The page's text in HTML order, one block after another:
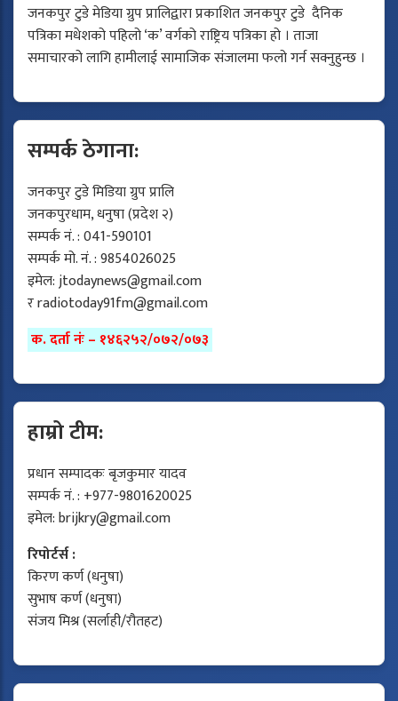
जनकपुर टुडे मेडिया ग्रुप प्रालिद्वारा प्रकाशित जनकपुर टुडे दैनिक
पत्रिका मधेशको पहिलो ‘क’ वर्गको राष्ट्रिय पत्रिका हो । ताजा
समाचारको लागि हामीलाई सामाजिक संजालमा फलो गर्न सक्नुहुन्छ ।
सम्पर्क ठेगाना:
जनकपुर टुडे मिडिया ग्रुप प्रालि
जनकपुरधाम, धनुषा (प्रदेश २)
सम्पर्क नं. : 041-590101
सम्पर्क मो. नं. : 9854026025
इमेल:jtodaynews@gmail.com
रradiotoday91fm@gmail.com
क. दर्ता नंः – १४६२५२/०७२/०७३
हाम्रो टीम:
प्रधान सम्पादकः बृजकुमार यादव
सम्पर्क नं. : +977-9801620025
इमेल:brijkry@gmail.com
रिपोर्टर्स :
किरण कर्ण (धनुषा)
सुभाष कर्ण (धनुषा)
संजय मिश्र (सर्लाही/रौतहट)